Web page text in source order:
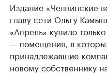
Издание «Челнинские
главу сети Ольгу
«Апрель» купило
— помещения, в
принадлежавшие
новому собственнику